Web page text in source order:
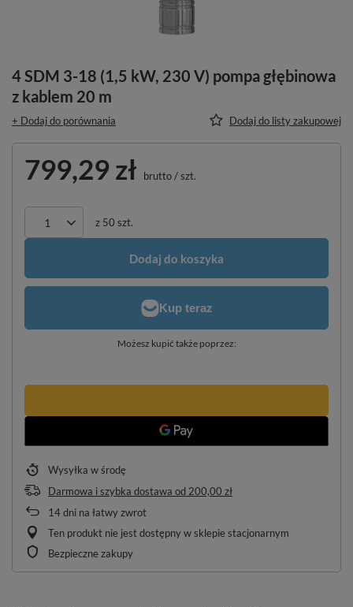
4 SDM 3-18 (1,5 kW, 230 V) pompa głębinowa
z kablem 20 m
+ Dodaj do porównania Dodaj do listy zakupowej
799,29 zł brutto/szt.
z 50 szt.
Dodaj do koszyka
Możesz kupić także poprzez:
Wysyłka w środę
Darmowa i szybka dostawa od 200,00 zł
14dni na łatwy zwrot
Ten produkt nie jest dostępny w sklepie stacjonarnym
Bezpieczne zakupy